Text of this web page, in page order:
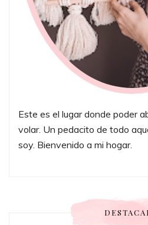
Este es el lugar donde poder
volar. Un pedacito de todo
soy. Bienvenido a mi hogar.